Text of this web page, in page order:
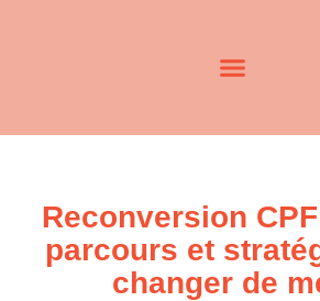
Reconversion
parcours et
changer de